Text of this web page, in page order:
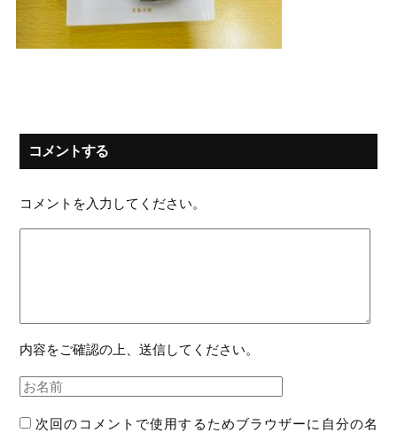
コメントする
コメントを入力してください。
内容をご確認の上、送信してください。
次回のコメントで使用するためブラウザーに自分の名